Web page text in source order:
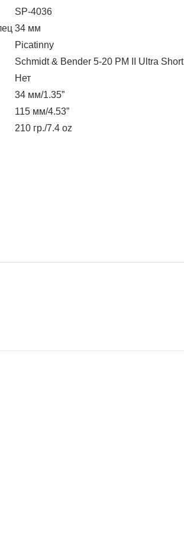
SP-4036
34 мм
Picatinny
Schmidt & Bender 5-20 PM II Ultra Short
Нет
34 мм/1.35”
115 мм/4.53”
210 гр./7.4 oz